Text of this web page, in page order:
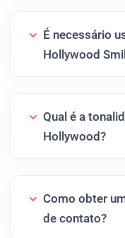
É necessário
Hollywood
Qual é a
Hollywood?
Como obter
de contato?